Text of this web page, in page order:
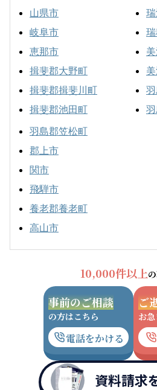
山県市
岐阜市
恵那市
揖斐郡大野町
揖斐郡揖斐川町
揖斐郡池田町
羽島郡笠松町
郡上市
関市
飛騨市
養老郡養老町
高山市
10,000件以上
事前のご相談
の方はこちら
電話をかける
ご
お
資料請求